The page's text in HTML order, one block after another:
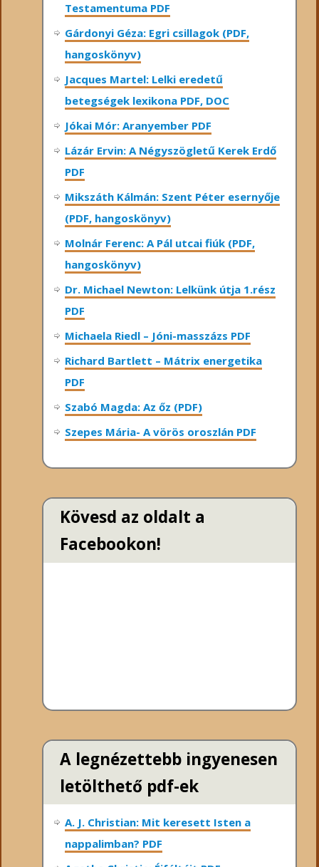
Testamentuma PDF
Gárdonyi Géza: Egri csillagok (PDF,
hangoskönyv)
Jacques Martel: Lelki eredetű
betegségek lexikona PDF, DOC
Jókai Mór: Aranyember PDF
Lázár Ervin: A Négyszögletű Kerek Erdő
PDF
Mikszáth Kálmán: Szent Péter esernyője
(PDF, hangoskönyv)
Molnár Ferenc: A Pál utcai fiúk (PDF,
hangoskönyv)
Dr. Michael Newton: Lelkünk útja 1.rész
PDF
Michaela Riedl – Jóni-masszázs PDF
Richard Bartlett – Mátrix energetika
PDF
Szabó Magda: Az őz (PDF)
Szepes Mária- A vörös oroszlán PDF
Kövesd az oldalt a
Facebookon!
A legnézettebb ingyenesen
letölthető pdf-ek
A. J. Christian: Mit keresett Isten a
nappalimban? PDF